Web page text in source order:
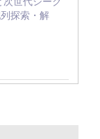
探索・解